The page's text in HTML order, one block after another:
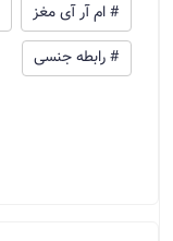
# ام آر آی مغز
# رابطه جنسی